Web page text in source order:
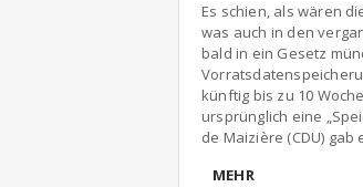
Es schien, als wären
was auch in den
bald in ein Gesetz
künftig bis zu 10
ursprünglich eine
de Maizière (CDU)
MEHR